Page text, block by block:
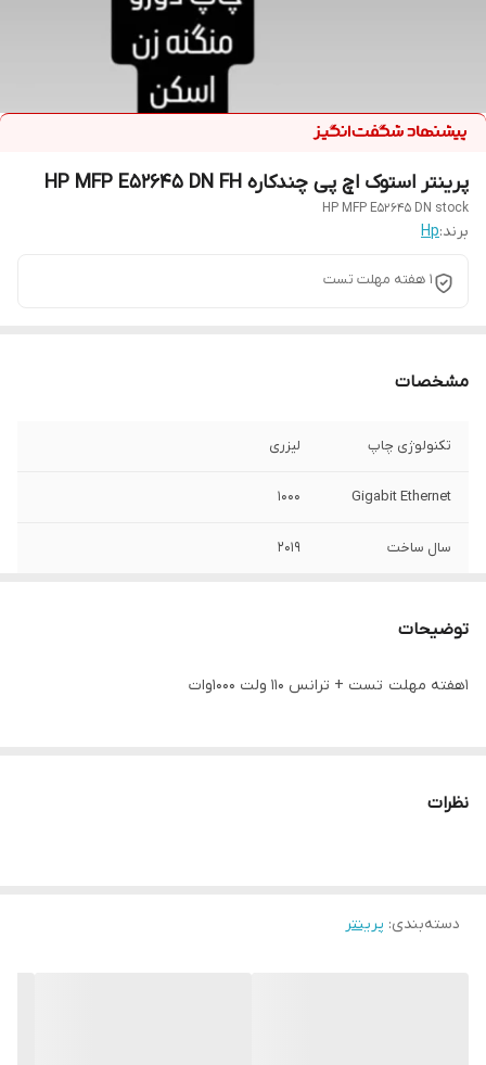
پرینتر استوک اچ پی چندکاره HP MFP E52645 DN FH
HP MFP E52645 DN stock
برند:Hp
۱ هفته مهلت تست
مشخصات
تکنولوژی چاپ لیزری
Gigabit Ethernet ۱۰۰۰
سال ساخت 2019
نوع کارتریج
توضیحات
1هفته مهلت تست + ترانس 110 ولت 1000وات
نظرات
دسته‌بندی: پرینتر